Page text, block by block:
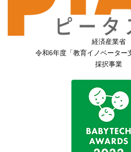
経済産業省
令和6年度「教育イノベーター
採択事業